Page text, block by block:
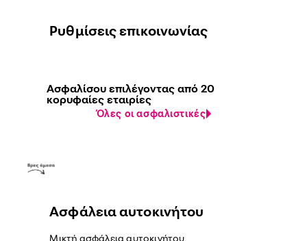
Ρυθμίσεις επικοινωνίας
Ασφαλίσου επιλέγοντας από 20
κορυφαίες εταιρίες
Όλες οι ασφαλιστικές
Ασφάλεια αυτοκινήτου
Μικτή ασφάλεια αυτοκινήτου